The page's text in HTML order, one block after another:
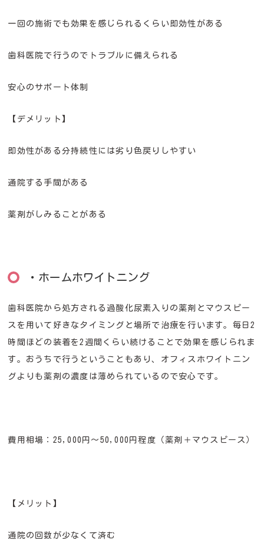
一回の施術でも効果を感じられるくらい即効性がある
歯科医院で行うのでトラブルに備えられる
安心のサポート体制
【デメリット】
即効性がある分持続性には劣り色戻りしやすい
通院する手間がある
薬剤がしみることがある
・ホームホワイトニング
歯科医院から処方される過酸化尿素入りの薬剤とマウスピー
スを用いて好きなタイミングと場所で治療を行います。毎日2
時間ほどの装着を2週間くらい続けることで効果を感じられま
す。おうちで行うということもあり、オフィスホワイトニン
グよりも薬剤の濃度は薄められているので安心です。
費用相場：25,000円～50,000円程度（薬剤＋マウスピース）
【メリット】
通院の回数が少なくて済む